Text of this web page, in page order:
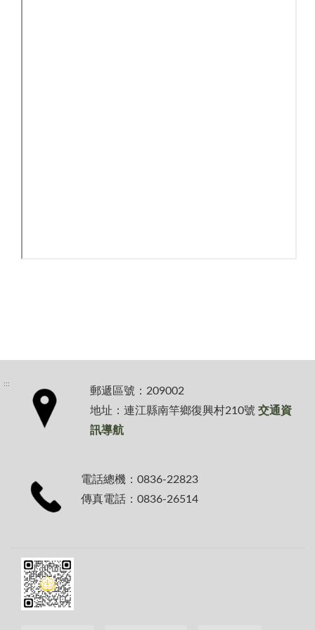
:::
郵遞區號：209002
地址：連江縣南竿鄉復興村210號 交通資
訊導航
電話總機：0836-22823
傳真電話：0836-26514